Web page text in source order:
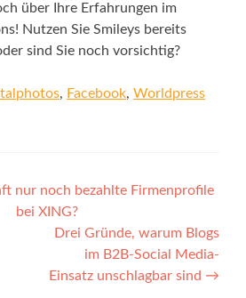
über Ihre Erfahrungen im
Nutzen Sie Smileys bereits
sind Sie noch vorsichtig?
, Facebook, Worldpress
nur noch bezahlte Firmenprofile
bei XING?
Drei Gründe, warum Blogs
im B2B-Social Media-
Einsatz unschlagbar sind →